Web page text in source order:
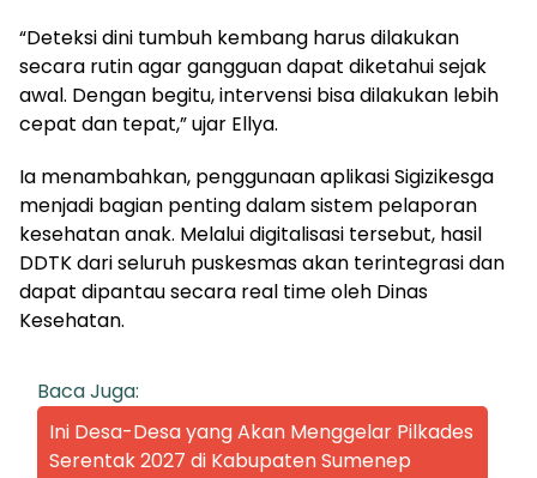
“Deteksi dini tumbuh kembang harus dilakukan
secara rutin agar gangguan dapat diketahui sejak
awal. Dengan begitu, intervensi bisa dilakukan lebih
cepat dan tepat,” ujar Ellya.
Ia menambahkan, penggunaan aplikasi Sigizikesga
menjadi bagian penting dalam sistem pelaporan
kesehatan anak. Melalui digitalisasi tersebut, hasil
DDTK dari seluruh puskesmas akan terintegrasi dan
dapat dipantau secara real time oleh Dinas
Kesehatan.
Baca Juga:
Ini Desa-Desa yang Akan Menggelar Pilkades
Serentak 2027 di Kabupaten Sumenep